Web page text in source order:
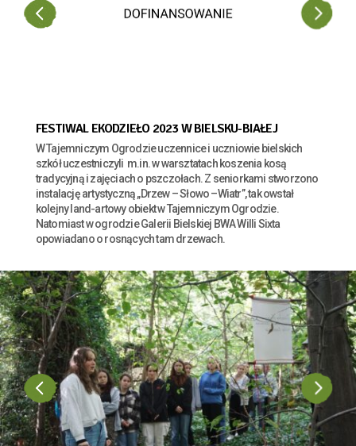
FESTIWAL EKODZIEŁO 2023 W BIELSKU-BIAŁEJ
W Tajemniczym Ogrodzie uczennice i uczniowie bielskich
szkół uczestniczyli m.in. w warsztatach koszenia kosą
tradycyjną i zajęciach o pszczołach. Z seniorkami stworzono
instalację artystyczną „Drzew – Słowo –Wiatr”, tak owstał
kolejny land-artowy obiekt w Tajemniczym Ogrodzie.
Natomiast w ogrodzie Galerii Bielskiej BWA Willi Sixta
opowiadano o rosnących tam drzewach.